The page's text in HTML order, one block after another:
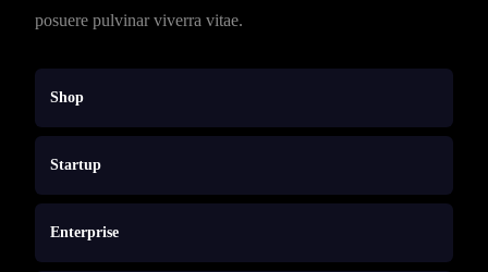
posuere pulvinar viverra vitae.
Shop
Startup
Enterprise